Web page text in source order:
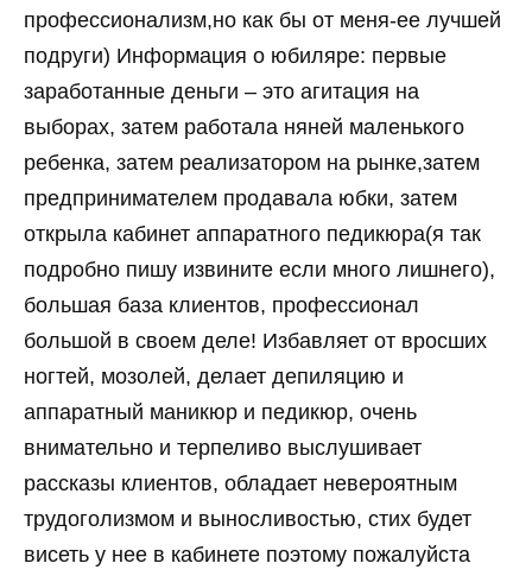
профессионализм,но как бы от меня-ее лучшей
подруги) Информация о юбиляре: первые
заработанные деньги – это агитация на
выборах, затем работала няней маленького
ребенка, затем реализатором на рынке,затем
предпринимателем продавала юбки, затем
открыла кабинет аппаратного педикюра(я так
подробно пишу извините если много лишнего),
большая база клиентов, профессионал
большой в своем деле! Избавляет от вросших
ногтей, мозолей, делает депиляцию и
аппаратный маникюр и педикюр, очень
внимательно и терпеливо выслушивает
рассказы клиентов, обладает невероятным
трудоголизмом и выносливостью, стих будет
висеть у нее в кабинете поэтому пожалуйста